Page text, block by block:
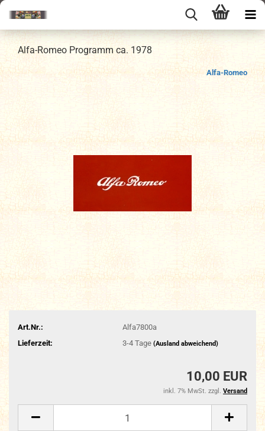
Alfa-Romeo Programm ca. 1978
Alfa-Romeo
Art.Nr.:
Alfa7800a
Lieferzeit:
3-4 Tage (Ausland abweichend)
10,00 EUR
inkl. 7% MwSt. zzgl. Versand